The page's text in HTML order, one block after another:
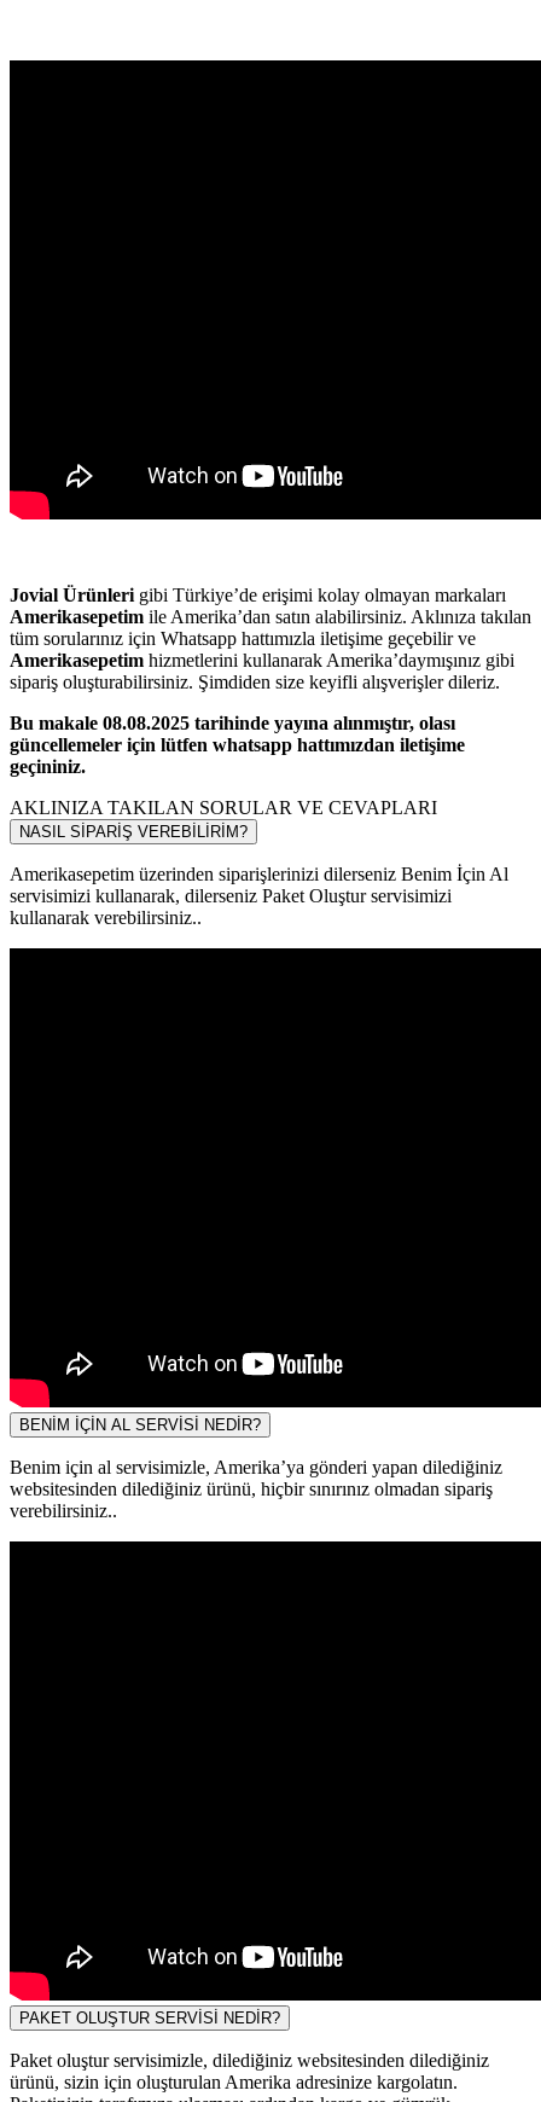
Jovial Ürünleri gibi Türkiye’de erişimi kolay olmayan markaları
Amerikasepetim ile Amerika’dan satın alabilirsiniz. Aklınıza takılan
tüm sorularınız için Whatsapp hattımızla iletişime geçebilir ve
Amerikasepetim hizmetlerini kullanarak Amerika’daymışınız gibi
sipariş oluşturabilirsiniz. Şimdiden size keyifli alışverişler dileriz.
Bu makale 08.08.2025 tarihinde yayına alınmıştır, olası
güncellemeler için lütfen whatsapp hattımızdan iletişime
geçininiz.
AKLINIZA TAKILAN SORULAR VE CEVAPLARI
NASIL SİPARİŞ VEREBİLİRİM?
Amerikasepetim üzerinden siparişlerinizi dilerseniz Benim İçin Al
servisimizi kullanarak, dilerseniz Paket Oluştur servisimizi
kullanarak verebilirsiniz..
BENİM İÇİN AL SERVİSİ NEDİR?
Benim için al servisimizle, Amerika’ya gönderi yapan dilediğiniz
websitesinden dilediğiniz ürünü, hiçbir sınırınız olmadan sipariş
verebilirsiniz..
PAKET OLUŞTUR SERVİSİ NEDİR?
Paket oluştur servisimizle, dilediğiniz websitesinden dilediğiniz
ürünü, sizin için oluşturulan Amerika adresinize kargolatın.